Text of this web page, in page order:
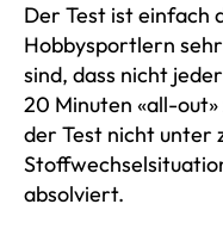
Der Test ist einfach
Hobbysportlern
sind, dass nicht
20 Minuten «all-
der Test nicht unter
absolviert.